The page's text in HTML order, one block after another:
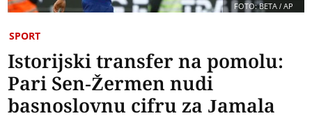
FOTO: BETA / AP
SPORT
Istorijski transfer na pomolu:
Pari Sen-Žermen nudi
basnoslovnu cifru za Jamala